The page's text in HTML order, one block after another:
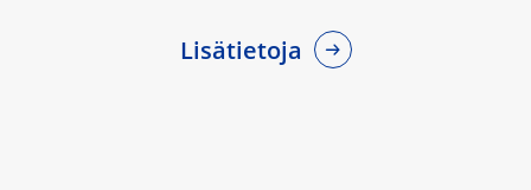
Lisätietoja